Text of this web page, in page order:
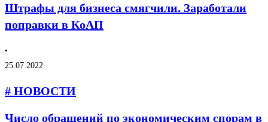
Штрафы для бизнеса смягчили. Заработали
поправки в КоАП
•
25.07.2022
# НОВОСТИ
Число обращений по экономическим спорам в